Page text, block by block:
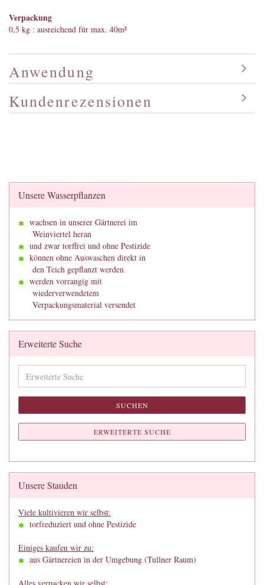
Verpackung
0,5 kg : ausreichend für max. 40m²
Anwendung
Kundenrezensionen
Unsere Wasserpflanzen
wachsen in unserer Gärtnerei im
Weinviertel heran
und zwar torffrei und ohne Pestizide
können ohne Auswaschen direkt in
den Teich gepflanzt werden
werden vorrangig mit
wiederverwendetem
Verpackungsmaterial versendet
Erweiterte Suche
Suche
SUCHEN
ERWEITERTE SUCHE
Unsere Stauden
Viele kultivieren wir selbst:
torfreduziert und ohne Pestizide
Einiges kaufen wir zu:
aus Gärtnereien in der Umgebung (Tullner Raum)